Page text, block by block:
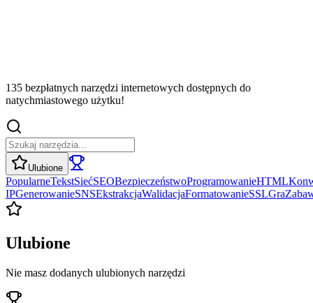
135 bezpłatnych narzędzi internetowych dostępnych do
natychmiastowego użytku!
Ulubione
PopularneTekstSiećSEOBezpieczeństwoProgramowanieHTML
IPGenerowanieSNSEkstrakcjaWalidacjaFormatowanieSSLGra
Ulubione
Nie masz dodanych ulubionych narzędzi